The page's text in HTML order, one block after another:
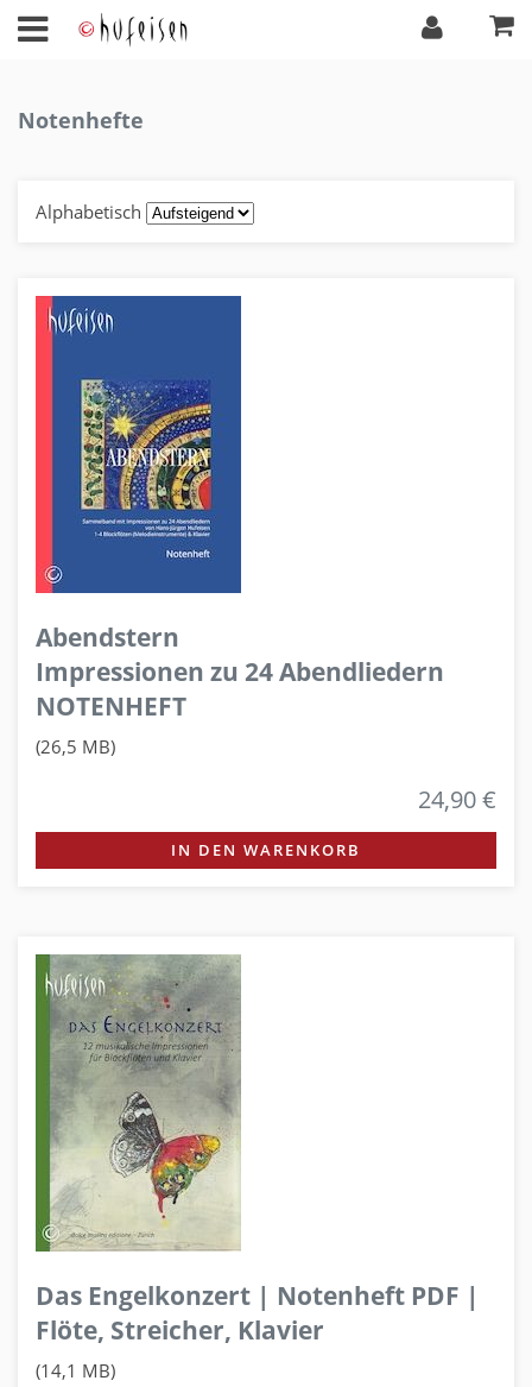
Notenhefte
Alphabetisch
Abendstern
Impressionen zu 24 Abendliedern
NOTENHEFT
(26,5 MB)
24,90 €
IN DEN WARENKORB
Das Engelkonzert | Notenheft PDF |
Flöte, Streicher, Klavier
(14,1 MB)